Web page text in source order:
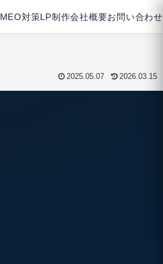
MEO対策LP制作会社概要お問い合わせ
2025.05.07 2026.03.15